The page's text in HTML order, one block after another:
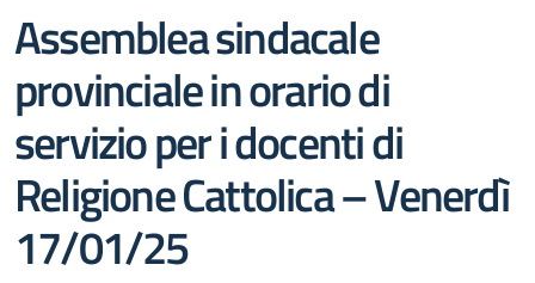
Assemblea sindacale
provinciale in orario di
servizio per i docenti di
Religione Cattolica – Venerdì
17/01/25